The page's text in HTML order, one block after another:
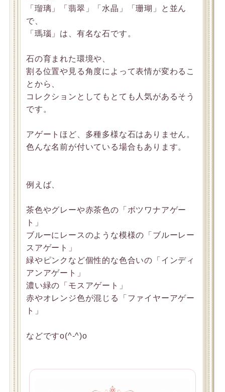
「瑠璃」「翡翠」「水晶」「珊瑚」と並ん
で、
「瑪瑙」は、有名な石です。
石の育まれた環境や、
割る位置や見る角度によって表情が変わるこ
とから、
コレクションとしてもとても人気があるそう
です。
アゲートほど、多種多様な石はありません。
色んな名前が付いている場合もあります。
例えば、
茶色やグレーや赤茶色の「ボツワナアゲー
ト」
ブルーにレースのような模様の「ブルーレー
スアゲート」
緑やピンクなど個性的な色合いの「インディ
アンアゲート」
濃い緑の「モスアゲート」
赤やオレンジ色が混じる「ファイヤーアゲー
ト」
などですo(^-^)o